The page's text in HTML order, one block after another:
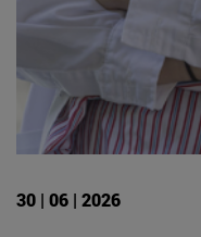
30 | 06 | 2026